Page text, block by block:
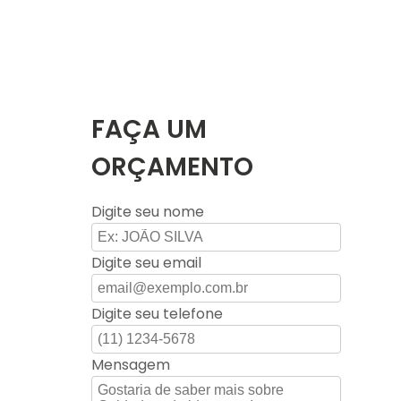
FAÇA UM
ORÇAMENTO
Digite seu nome
Digite seu email
Digite seu telefone
Mensagem